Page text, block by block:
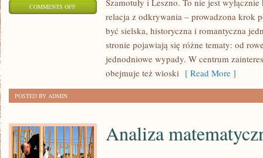
COMMENTS OFFON
RESTAURACJE
KAWIARNIE
Szamotuły i Leszno. To nie jest
relacja z odkrywania – prowadzona krok
być sielska, historyczna i romantyczna
stronie pojawiają się różne tematy: od
jednodniowe wypady. W centrum
obejmuje też wioski [ Read More ]
POSTED BY ADMIN
Analiza